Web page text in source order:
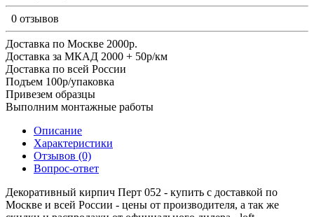
0 отзывов
Доставка по Москве 2000р.
Доставка за МКАД 2000 + 50р/км
Доставка по всей России
Подъем 100р/упаковка
Привезем образцы
Выполним монтажные работы
Описание
Характеристики
Отзывов (0)
Вопрос-ответ
Декоративный кирпич Перт 052 - купить с доставкой по
Москве и всей России - цены от производителя, а так же